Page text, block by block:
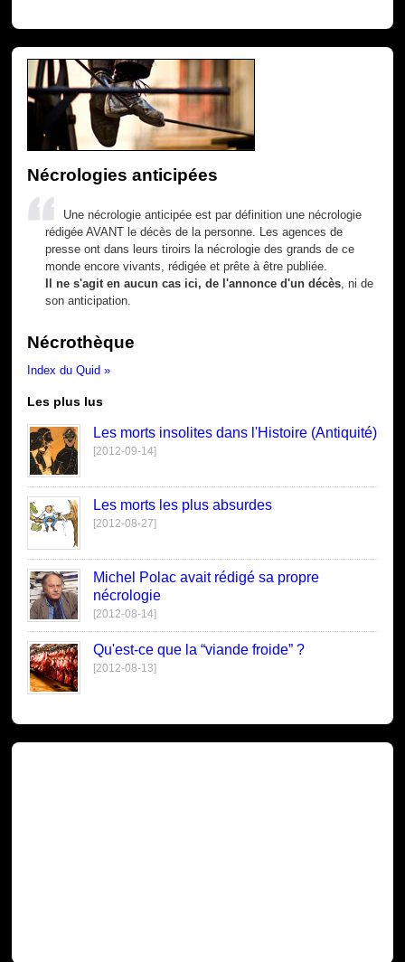
Nécrologies anticipées
Une nécrologie anticipée est par définition une nécrologie
rédigée AVANT le décès de la personne. Les agences de
presse ont dans leurs tiroirs la nécrologie des grands de ce
monde encore vivants, rédigée et prête à être publiée.
Il ne s'agit en aucun cas ici, de l'annonce d'un décès , ni de
son anticipation.
Nécrothèque
Index du Quid »
Les plus lus
Les morts insolites dans l'Histoire (Antiquité)
[2012-09-14]
Les morts les plus absurdes
[2012-08-27]
Michel Polac avait rédigé sa propre
nécrologie
[2012-08-14]
Qu'est-ce que la “viande froide” ?
[2012-08-13]